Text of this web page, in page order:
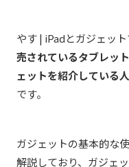
やす | iPadとガジェット
売されているタブレッ
ェットを紹介している
です。
ガジェットの基本的な
解説しており、ガジェ